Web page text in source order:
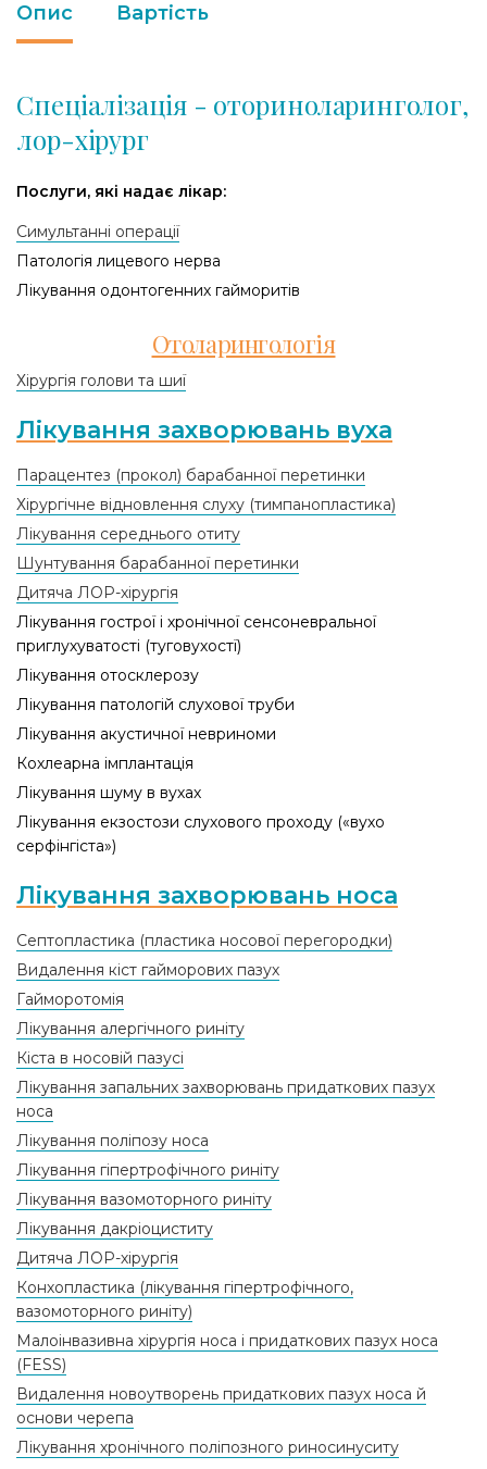
Опис Вартість
Спеціалізація - оториноларинголог,
лор-хірург
Послуги, які надає лікар:
Симультанні операції
Патологія лицевого нерва
Лікування одонтогенних гайморитів
Отоларингологія
Хірургія голови та шиї
Лікування захворювань вуха
Парацентез (прокол) барабанної перетинки
Хірургічне відновлення слуху (тимпанопластика)
Лікування середнього отиту
Шунтування барабанної перетинки
Дитяча ЛОР-хірургія
Лікування гострої і хронічної сенсоневральної
приглухуватостi (туговухостї)
Лікування отосклерозу
Лікування патологій слухової труби
Лікування акустичної невриноми
Кохлеарна імплантація
Лікування шуму в вухах
Лікування екзостози слухового проходу («вухо
серфінгіста»)
Лікування захворювань носа
Септопластика (пластика носової перегородки)
Видалення кіст гайморових пазух
Гайморотомія
Лікування алергічного риніту
Кіста в носовій пазусі
Лікування запальних захворювань придаткових пазух
носа
Лікування поліпозу носа
Лікування гіпертрофічного риніту
Лікування вазомоторного риніту
Лікування дакріоциститу
Дитяча ЛОР-хірургія
Конхопластика (лікування гіпертрофічного,
вазомоторного риніту)
Малоінвазивна хірургія носа і придаткових пазух носа
(FESS)
Видалення новоутворень придаткових пазух носа й
основи черепа
Лікування хронічного поліпозного риносинуситу